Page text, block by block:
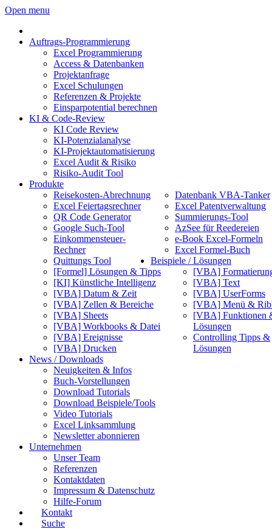
Open menu
Auftrags-Programmierung
Excel Programmierung
Access & Datenbanken
Projektanfrage
Excel Schulungen
Referenzen & Projekte
Einsparpotential berechnen
KI & Code-Review
KI Code Review
KI-Potenzialanalyse
KI-Projektautomatisierung
Excel Audit & Risiko
Risiko-Audit Tool
Produkte
Reisekosten-Abrechnung
Excel Feiertagsrechner
QR Code Generator
Google Such-Tool
Einkommensteuer-
Rechner
Quittungs Tool
Datenbank VBA-Tanker
Excel Patentverwaltung
Summierungs-Tool
AzSee für Reedereien
e-Book Excel-Formeln
Excel Formel-Buch
Beispiele / Lösungen
[Formel] Lösungen & Tipps
[KI] Künstliche Intelligenz
[VBA] Datum & Zeit
[VBA] Zellen & Bereiche
[VBA] Sheets
[VBA] Workbooks & Datei
[VBA] Ereignisse
[VBA] Drucken
[VBA]
[VBA] Text
[VBA] UserForms
[VBA] Menü &
[VBA] Funktionen
Lösungen
Controlling Tipps &
Lösungen
News / Downloads
Neuigkeiten & Infos
Buch-Vorstellungen
Download Tutorials
Download Beispiele/Tools
Video Tutorials
Excel Linksammlung
Newsletter abonnieren
Unternehmen
Unser Team
Referenzen
Kontaktdaten
Impressum & Datenschutz
Hilfe-Forum
Kontakt
Suche